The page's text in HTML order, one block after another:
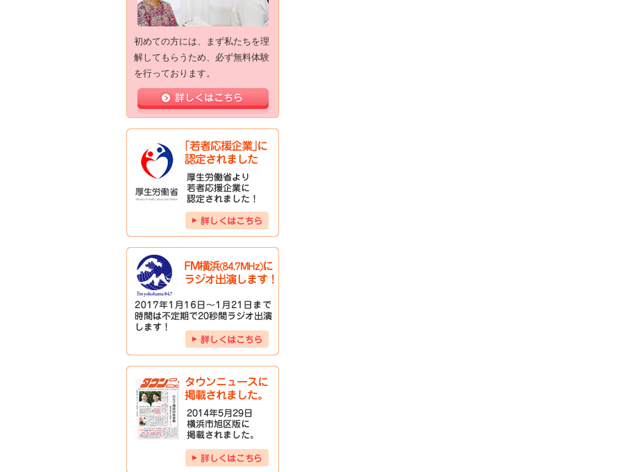
初めての方には、まず私たちを理
解してもらうため、必ず無料体験
を行っております。